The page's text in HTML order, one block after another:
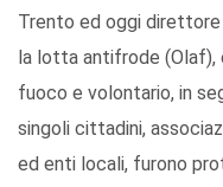
Trento ed oggi
la lotta antifrode (Olaf),
fuoco e volontario, in
singoli cittadini,
ed enti locali, furono